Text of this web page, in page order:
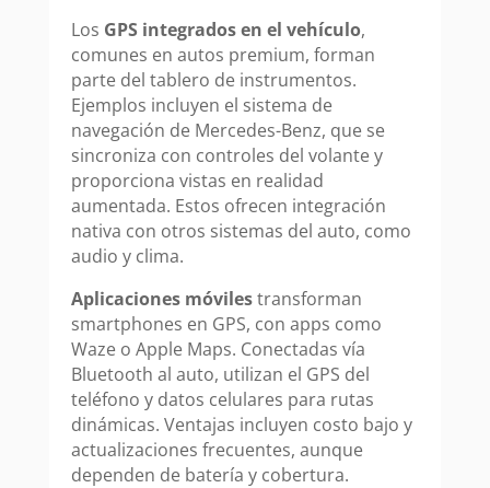
Los GPS integrados en el vehículo,
comunes en autos premium, forman
parte del tablero de instrumentos.
Ejemplos incluyen el sistema de
navegación de Mercedes-Benz, que se
sincroniza con controles del volante y
proporciona vistas en realidad
aumentada. Estos ofrecen integración
nativa con otros sistemas del auto, como
audio y clima.
Aplicaciones móvilestransforman
smartphones en GPS, con apps como
Waze o Apple Maps. Conectadas vía
Bluetooth al auto, utilizan el GPS del
teléfono y datos celulares para rutas
dinámicas. Ventajas incluyen costo bajo y
actualizaciones frecuentes, aunque
dependen de batería y cobertura.